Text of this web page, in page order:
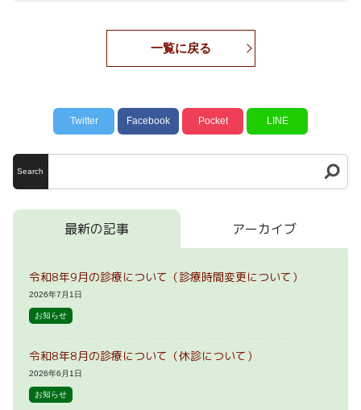
一覧に戻る
Twitter Facebook Pocket LINE
Search
最新の記事 アーカイブ
令和8年9月の診療について（診療時間変更について）
2026年7月1日
お知らせ
令和8年8月の診療について（休診について）
2026年6月1日
お知らせ